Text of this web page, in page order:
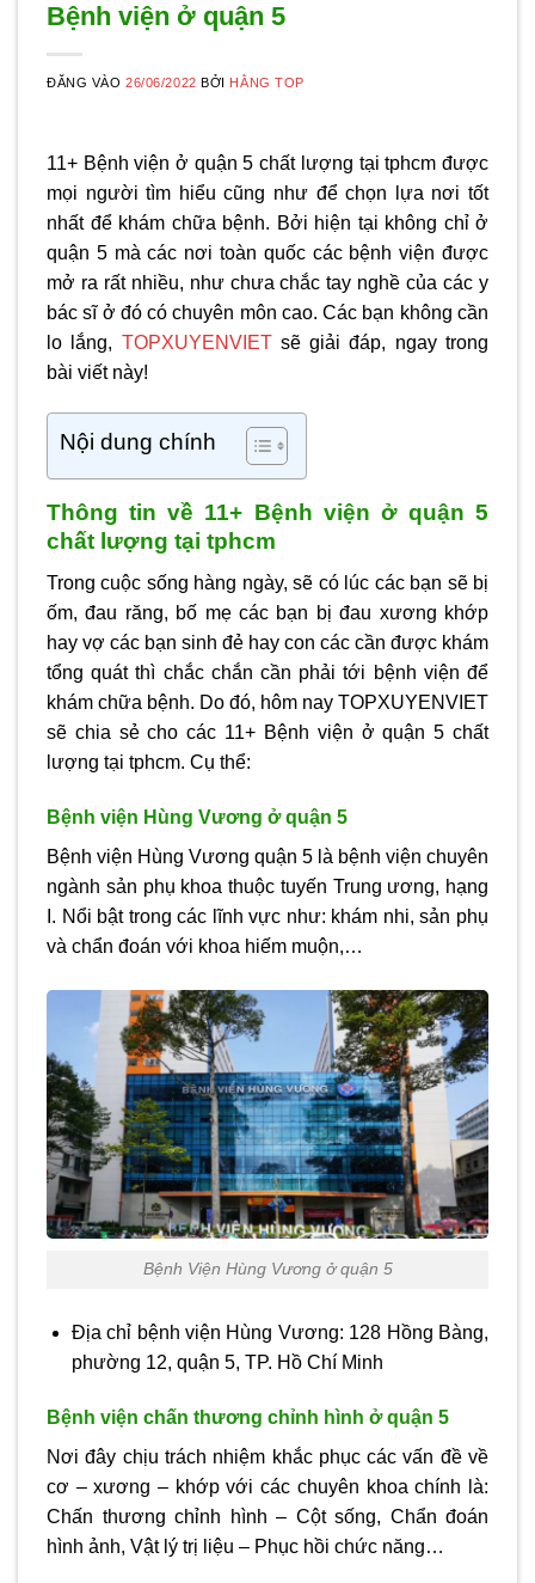
Bệnh viện ở quận 5
ĐĂNG VÀO26/06/2022 BỞI HẰNG TOP
11+ Bệnh viện ở quận 5 chất lượng tại tphcm được
mọi người tìm hiểu cũng như để chọn lựa nơi tốt
nhất để khám chữa bệnh. Bởi hiện tại không chỉ ở
quận 5 mà các nơi toàn quốc các bệnh viện được
mở ra rất nhiều, như chưa chắc tay nghề của các y
bác sĩ ở đó có chuyên môn cao. Các bạn không cần
lo lắng, TOPXUYENVIETsẽ giải đáp, ngay trong
bài viết này!
Nội dung chính
Thông tin về 11+ Bệnh viện ở quận 5
chất lượng tại tphcm
Trong cuộc sống hàng ngày, sẽ có lúc các bạn sẽ bị
ốm, đau răng, bố mẹ các bạn bị đau xương khớp
hay vợ các bạn sinh đẻ hay con các cần được khám
tổng quát thì chắc chắn cần phải tới bệnh viện để
khám chữa bệnh. Do đó, hôm nay TOPXUYENVIET
sẽ chia sẻ cho các 11+ Bệnh viện ở quận 5 chất
lượng tại tphcm. Cụ thể:
Bệnh viện Hùng Vương ở quận 5
Bệnh viện Hùng Vương quận 5 là bệnh viện chuyên
ngành sản phụ khoa thuộc tuyến Trung ương, hạng
I. Nổi bật trong các lĩnh vực như: khám nhi, sản phụ
và chẩn đoán với khoa hiếm muộn,…
Bệnh Viện Hùng Vương ở quận 5
Địa chỉ bệnh viện Hùng Vương: 128 Hồng Bàng,
phường 12, quận 5, TP. Hồ Chí Minh
Bệnh viện chấn thương chỉnh hình ở quận 5
Nơi đây chịu trách nhiệm khắc phục các vấn đề về
cơ – xương – khớp với các chuyên khoa chính là:
Chấn thương chỉnh hình – Cột sống, Chẩn đoán
hình ảnh, Vật lý trị liệu – Phục hồi chức năng…